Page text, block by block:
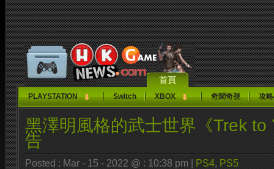
首頁
PLAYSTATION Switch XBOX 奇聞奇視 攻
黑澤明風格的武士世界《Trek to
告
Posted : Mar - 15 - 2022 @ : 10:38 pm | PS4, PS5